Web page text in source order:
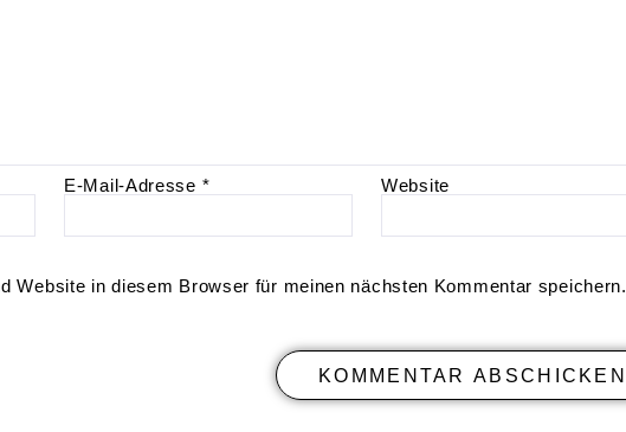
E-Mail-Adresse * Website
Website in diesem Browser für meinen nächsten Kommentar speichern.